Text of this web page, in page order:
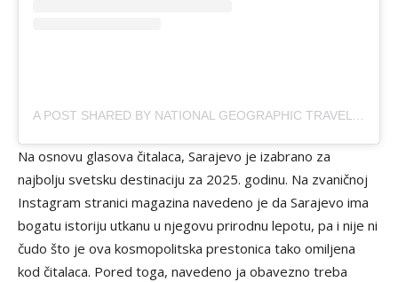
A POST SHARED BY NATIONAL GEOGRAPHIC TRAVEL (@NATGEOTRAVEL)
Na osnovu glasova čitalaca, Sarajevo je izabrano za
najbolju svetsku destinaciju za 2025. godinu. Na zvaničnoj
Instagram stranici magazina navedeno je da Sarajevo ima
bogatu istoriju utkanu u njegovu prirodnu lepotu, pa i nije ni
čudo što je ova kosmopolitska prestonica tako omiljena
kod čitalaca. Pored toga, navedeno ja obavezno treba